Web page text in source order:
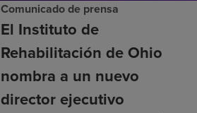
Comunicado de prensa
El Instituto de
Rehabilitación de Ohio
nombra a un nuevo
director ejecutivo